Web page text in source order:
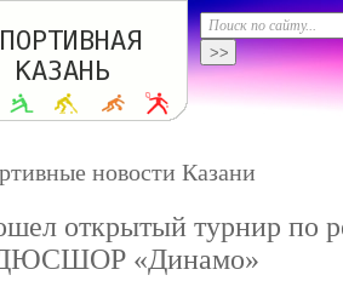
новости Казани
открытый турнир по
«Динамо»